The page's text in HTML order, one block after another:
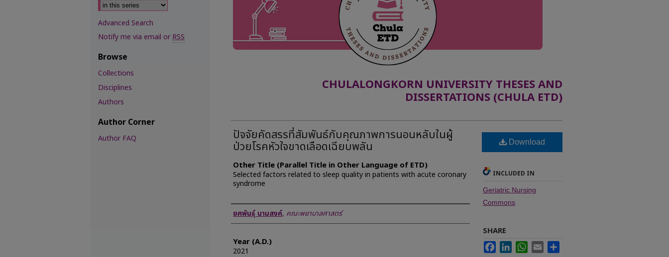
CHULALONGKORN UNIVERSITY THESES AND
DISSERTATIONS (CHULA ETD)
ปัจจัยคัดสรรที่สัมพันธ์กับคุณภาพการนอนหลับในผู้
ป่วยโรคหัวใจขาดเลือดเฉียบพลัน
Other Title (Parallel Title in Other Language of ETD)
Selected factors related to sleep quality in patients with acute coronary
syndrome
Author
ยศพันธุ์ นามสงค์, คณะพยาบาลศาสตร์
Year (A.D.)
2021
Download
INCLUDED IN
Geriatric Nursing
Commons
SHARE
FacebookLinkedInWhatsApp
Email
Advanced Search
Notify me via email orRSS
Browse
Collections
Disciplines
Authors
Author Corner
Author FAQ